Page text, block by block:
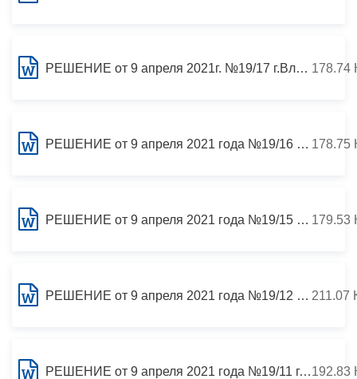
РЕШЕНИЕ от 9 апреля 2021г. №19/17 г.Владикавказ О награждении памятной медалью муниципального образования город Владикавказ (Дзауджикау) «Владикавказ – город воинской славы» Алехиной Людмилы Васильевны 178.74
РЕШЕНИЕ от 9 апреля 2021 года №19/16 г.Владикавказ О награждении памятной медалью муниципального образования город Владикавказ (Дзауджикау) «Владикавказ – город воинской славы» Кокоева Владимира Ибрагимовича 178.75
РЕШЕНИЕ от 9 апреля 2021 года №19/15 г.Владикавказ О награждении памятной медалью муниципального образования город Владикавказ (Дзауджикау) «Владикавказ – город воинской славы» Техон Вало Ладойы фырты 179.53
РЕШЕНИЕ от 9 апреля 2021 года №19/12 г. Владикавказ О внесении изменений в некоторые решения Собрания представителей г.Владикавказ и признании утратившим силу решения Собрания представителей г.Владикавказ от 05.12.2006 №42/6 «Об утверждении тарифов по 211.07
РЕШЕНИЕ от 9 апреля 2021 года №19/11 г.Владикавказ О внесении изменений в решение Собрания представителей г.Владикавказ от 23 ноября 2010 г. № 17/44 «Об утверждении Положения о порядке назначения и проведения опроса граждан в муниципальном образовании192.83